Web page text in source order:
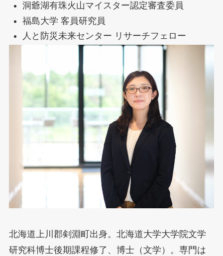
洞爺湖有珠火山マイスター認定審査委員
福島大学 客員研究員
人と防災未来センター リサーチフェロー
北海道上川郡剣淵町出身。北海道大学大学院文学
研究科博士後期課程修了、博士（文学）。専門は